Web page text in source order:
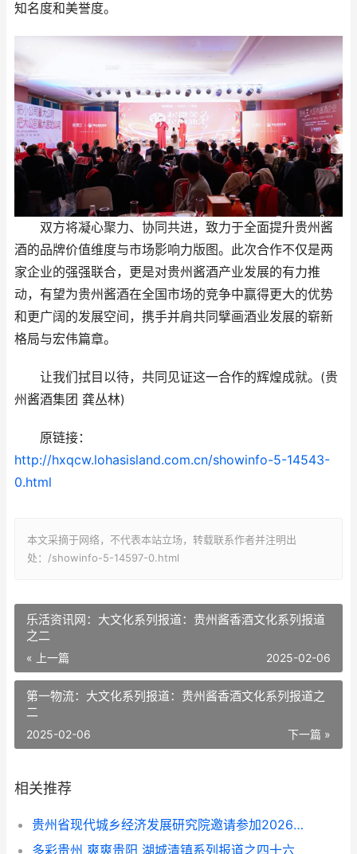
知名度和美誉度。
双方将凝心聚力、协同共进，致力于全面提升贵州酱
酒的品牌价值维度与市场影响力版图。此次合作不仅是两
家企业的强强联合，更是对贵州酱酒产业发展的有力推
动，有望为贵州酱酒在全国市场的竞争中赢得更大的优势
和更广阔的发展空间，携手并肩共同擘画酒业发展的崭新
格局与宏伟篇章。
让我们拭目以待，共同见证这一合作的辉煌成就。(贵
州酱酒集团 龚丛林)
原链接：
http://hxqcw.lohasisland.com.cn/showinfo-5-14543-
0.html
本文采摘于网络，不代表本站立场，转载联系作者并注明出
处：/showinfo-5-14597-0.html
乐活资讯网：大文化系列报道：贵州酱香酒文化系列报道
之二
« 上一篇 2025-02-06
第一物流：大文化系列报道：贵州酱香酒文化系列报道之
二
下一篇 »
2025-02-06
相关推荐
贵州省现代城乡经济发展研究院邀请参加2026年度文旅交流会的通知
多彩贵州 爽爽贵阳 湖城清镇系列报道之四十六